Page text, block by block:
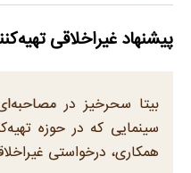
پیشنهاد غیراخلاقی
بیتا سحرخیز در
سینمایی که در حوزه
همکاری، درخواستی